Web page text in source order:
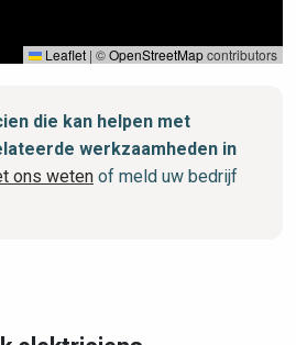
Leaflet | ©OpenStreetMapcontributors
die kan helpen met
werkzaamheden in
ons weten of meld uw bedrijf